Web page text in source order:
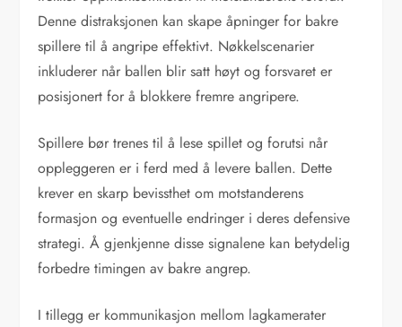
Denne distraksjonen kan skape åpninger for bakre
spillere til å angripe effektivt. Nøkkelscenarier
inkluderer når ballen blir satt høyt og forsvaret er
posisjonert for å blokkere fremre angripere.
Spillere bør trenes til å lese spillet og forutsi når
oppleggeren er i ferd med å levere ballen. Dette
krever en skarp bevissthet om motstanderens
formasjon og eventuelle endringer i deres defensive
strategi. Å gjenkjenne disse signalene kan betydelig
forbedre timingen av bakre angrep.
I tillegg er kommunikasjon mellom lagkamerater